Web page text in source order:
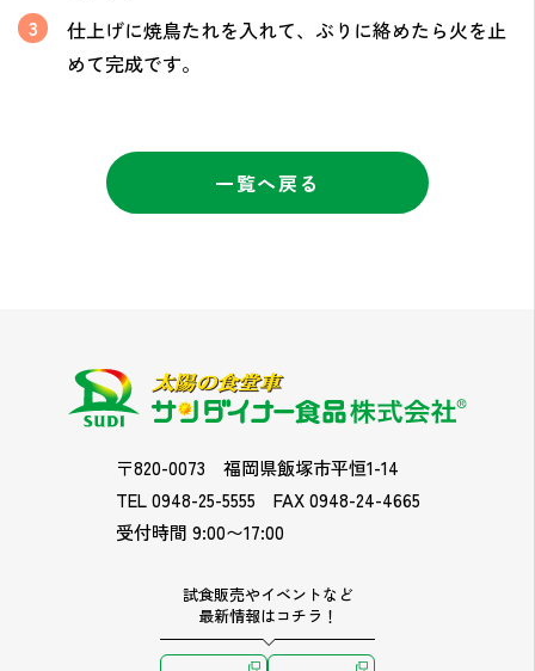
仕上げに焼鳥たれを入れて、ぶりに絡めたら火を止
めて完成です。
一覧へ戻る
〒820-0073 福岡県飯塚市平恒1-14
TEL 0948-25-5555 FAX 0948-24-4665
受付時間 9:00〜17:00
試食販売やイベントなど
最新情報はコチラ！